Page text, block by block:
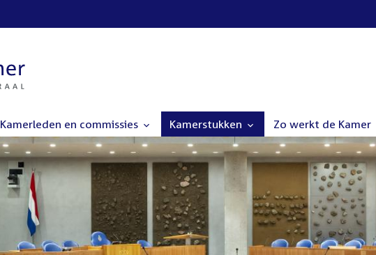
Kamerleden en commissies Kamerstukken Zo werkt de Kamer